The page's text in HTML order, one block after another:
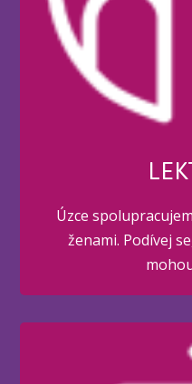
Úzce
ženami. Podívej